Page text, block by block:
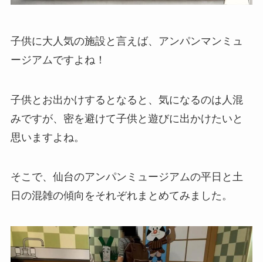
子供に大人気の施設と言えば、アンパンマンミュ
ージアムですよね！
子供とお出かけするとなると、気になるのは人混
みですが、密を避けて子供と遊びに出かけたいと
思いますよね。
そこで、仙台のアンパンミュージアムの平日と土
日の混雑の傾向をそれぞれまとめてみました。